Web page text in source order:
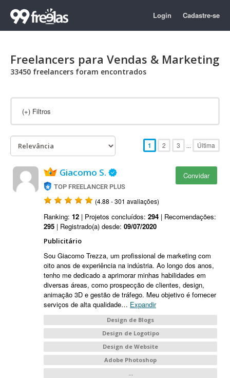
Login Cadastre-se
Freelancers para Vendas & Marketing
33450 freelancers foram encontrados
(+) Filtros
1 2 3 ... Última
Convidar
Giacomo S.
TOP FREELANCER PLUS
(4.88 - 301 avaliações)
Ranking: 12 | Projetos concluídos: 294 | Recomendações:
295 | Registrado(a) desde: 09/07/2020
Publicitário
Sou Giacomo Trezza, um profissional de marketing com
oito anos de experiência na indústria. Ao longo dos anos,
tenho me dedicado a aprimorar minhas habilidades em
diversas áreas, como prospecção de clientes, design,
animação 3D e gestão de tráfego. Meu objetivo é fornecer
serviços de alta qualidade… Expandir
Design de Blogs
Design de Logotipo
Design de Website
Adobe Photoshop
...